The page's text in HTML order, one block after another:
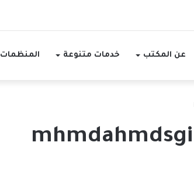
عن المكتب خدمات متنوعة المنظمات